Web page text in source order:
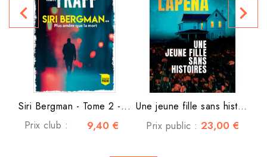
Siri Bergman - Tome 2 -...
Prix club :
9,40 €
Une jeune fille sans histoire
Prix public : 23,00 €
navigate_before navigate_next